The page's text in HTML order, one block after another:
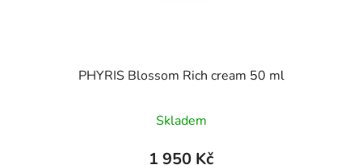
PHYRIS Blossom Rich cream 50 ml
Skladem
1 950 Kč